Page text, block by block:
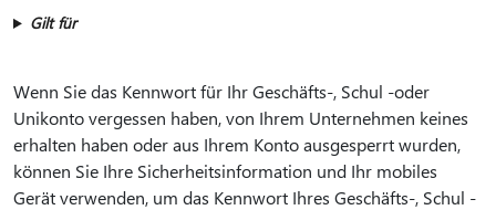
Gilt für
Wenn Sie das Kennwort für Ihr Geschäfts-, Schul -oder
Unikonto vergessen haben, von Ihrem Unternehmen keines
erhalten haben oder aus Ihrem Konto ausgesperrt wurden,
können Sie Ihre Sicherheitsinformation und Ihr mobiles
Gerät verwenden, um das Kennwort Ihres Geschäfts-, Schul -